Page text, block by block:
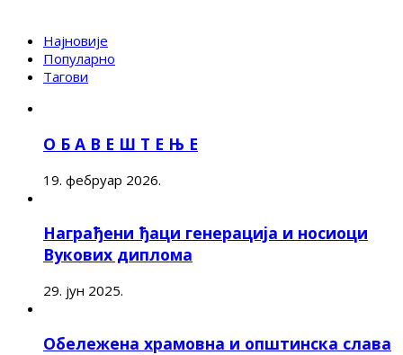
Најновије
Популарно
Тагови
О Б А В Е Ш Т Е Њ Е
19. фебруар 2026.
Награђени ђаци генерација и носиоци
Вукових диплома
29. јун 2025.
Обележена храмовна и општинска слава